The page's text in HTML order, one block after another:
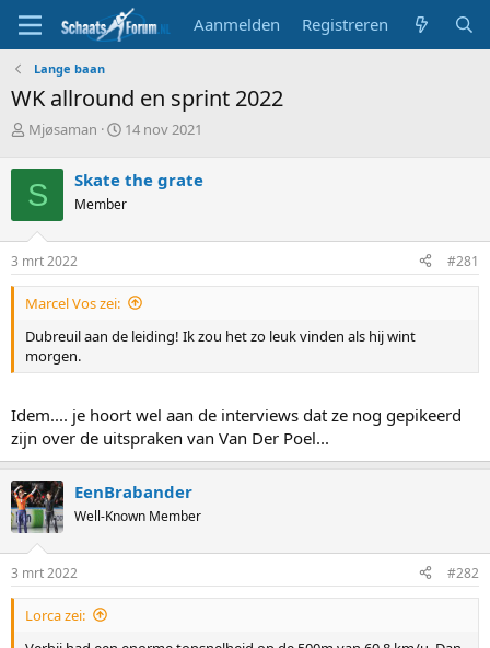
Aanmelden Registreren
Lange baan
WK allround en sprint 2022
T
p
i
c
s
t
a
r
t
r
Mjøsaman
S
r
t
a
u
m
14 nov 2021
S Skate the grate
Member
3 mrt 2022 #281
Marcel Vos zei:
Dubreuil aan de leiding! Ik zou het zo leuk vinden als hij wint
morgen.
Idem.... je hoort wel aan de interviews dat ze nog gepikeerd
zijn over de uitspraken van Van Der Poel...
EenBrabander
Well-Known Member
3 mrt 2022 #282
Lorca zei: